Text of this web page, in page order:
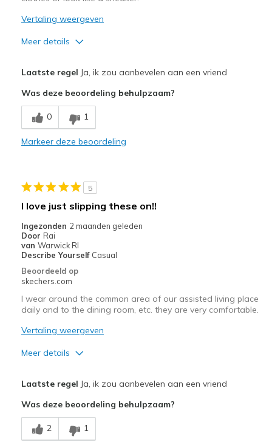
View On Shoes
I'm Really Into Shoes
Vertaling weergeven
Meer details
Breathe Well
Comfortable
Beste toepassingen
Travel
Width
Sizing
View On Shoes
Shoes are for Wearing
Laatste regel Ja, ik zou aanbevelen aan een vriend
Was deze beoordeling behulpzaam?
0 1
Markeer deze beoordeling
5
I love just slipping these on!!
Ingezonden 2 maanden geleden
Door Rai
van Warwick RI
Describe Yourself Casual
Beoordeeld op
skechers.com
I wear around the common area of our assisted living place
daily and to the dining room, etc. they are very comfortable.
Vertaling weergeven
Meer details
Comfortable
Durable
Laatste regel Ja, ik zou aanbevelen aan een vriend
Was deze beoordeling behulpzaam?
2 1